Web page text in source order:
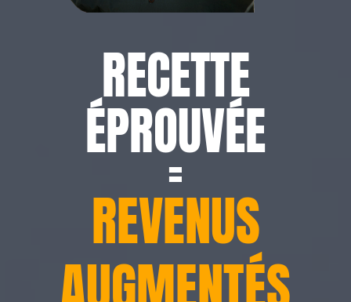
RECETTE
ÉPROUVÉE
=
REVENUS